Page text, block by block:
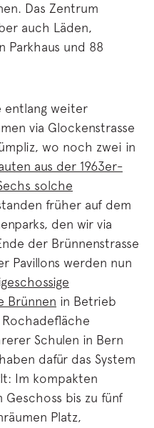
Das Zentrum
auch Läden,
Parkhaus und 88
entlang weiter
via Glockenstrasse
wo noch zwei in
aus der 1963er-
solche
früher auf dem
den wir via
der Brünnenstrasse
Pavillons werden nun
Brünnen in Betrieb
Schulen in Bern
dafür das System
Im kompakten
bis zu fünf
Platz,